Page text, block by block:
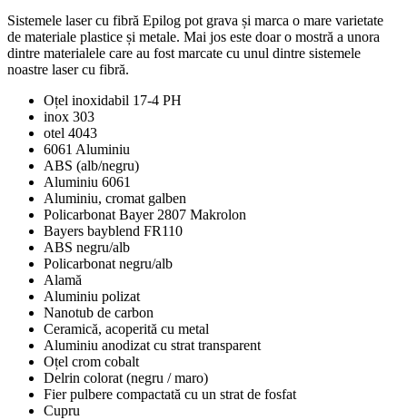
Sistemele laser cu fibră Epilog pot grava și marca o mare varietate
de materiale plastice și metale. Mai jos este doar o mostră a unora
dintre materialele care au fost marcate cu unul dintre sistemele
noastre laser cu fibră.
Oțel inoxidabil 17-4 PH
inox 303
otel 4043
6061 Aluminiu
ABS (alb/negru)
Aluminiu 6061
Aluminiu, cromat galben
Policarbonat Bayer 2807 Makrolon
Bayers bayblend FR110
ABS negru/alb
Policarbonat negru/alb
Alamă
Aluminiu polizat
Nanotub de carbon
Ceramică, acoperită cu metal
Aluminiu anodizat cu strat transparent
Oțel crom cobalt
Delrin colorat (negru / maro)
Fier pulbere compactată cu un strat de fosfat
Cupru